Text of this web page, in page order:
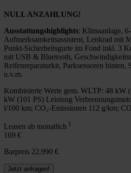
NULL ANZAHLUNG!
Ausstattungshighlights: Klimaanlage,
Aufmerksamkeitsassistent, Lenkrad mit
Punkt-Sicherheitsgurte im Fond inkl. 3
mit USB & Bluetooth,
Reifenreparaturkit, Parksensoren
u.v.m.
Kombinierte Werte gem. WLTP: 48 kW
kW (101 PS) Leistung
l/100 km; CO₂-Emissionen 112 g/km;
Leasen ab monatlich 1
169 €
Barpreis 22.990 €
Jetzt anfragen!